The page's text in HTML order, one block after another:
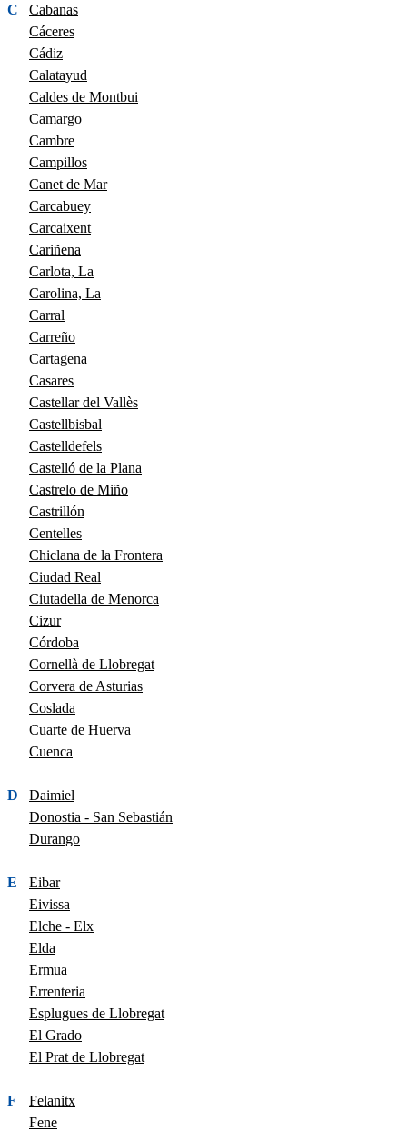
C
Cabanas
Cáceres
Cádiz
Calatayud
Caldes de Montbui
Camargo
Cambre
Campillos
Canet de Mar
Carcabuey
Carcaixent
Cariñena
Carlota, La
Carolina, La
Carral
Carreño
Cartagena
Casares
Castellar del Vallès
Castellbisbal
Castelldefels
Castelló de la Plana
Castrelo de Miño
Castrillón
Centelles
Chiclana de la Frontera
Ciudad Real
Ciutadella de Menorca
Cizur
Córdoba
Cornellà de Llobregat
Corvera de Asturias
Coslada
Cuarte de Huerva
Cuenca
D
Daimiel
Donostia - San Sebastián
Durango
E
Eibar
Eivissa
Elche - Elx
Elda
Ermua
Errenteria
Esplugues de Llobregat
El Grado
El Prat de Llobregat
F
Felanitx
Fene